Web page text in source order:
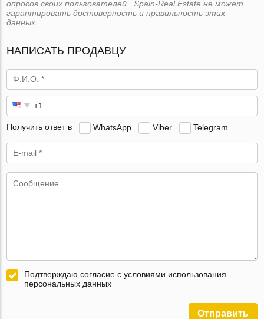
опросов своих пользователей . Spain-Real.Estate не может
гарантировать достоверность и правильность этих
данных.
НАПИСАТЬ ПРОДАВЦУ
Получить ответ в WhatsApp Viber Telegram
Подтверждаю согласие с условиями использования
персональных данных
Отправить